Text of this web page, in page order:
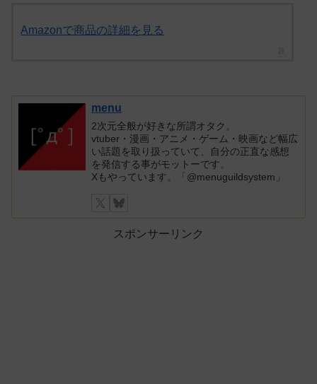
Amazonで商品の詳細を見る
menu
2次元全般が好きな所謂オタク。
vtuber・漫画・アニメ・ゲーム・映画など幅広
い話題を取り扱っていて、自分の正直な感想
を発信する事がモットーです。
Xもやっています。「@menuguildsystem」
スポンサーリンク